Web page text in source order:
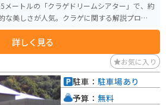
メートルの「クラゲドリームシアター」で、約
美しさが人気。クラゲに関する解説プログラ
ターもあり、知識を深めることができます。
もあり、子供から大人まで楽しめる内容が充
クラゲ料理、例えばクラゲラーメンやクラゲ
ランや、クラゲグッズのお土産ショップも併
1人でも楽しめる一日観光におすすめのスポッ
詳しく見る
お気に入り
駐車： 駐車場あり
予算： 無料